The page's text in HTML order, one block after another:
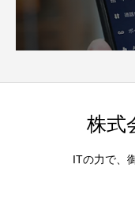
株式
ITの力で、